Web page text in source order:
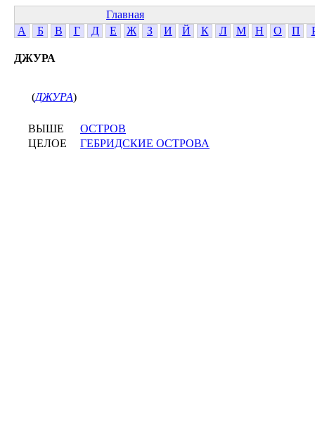
Главная
А
Б В Г Д Е Ж З И Й К Л М Н О П
ДЖУРА
(ДЖУРА)
ВЫШЕ
ОСТРОВ
ЦЕЛОЕ
ГЕБРИДСКИЕ ОСТРОВА